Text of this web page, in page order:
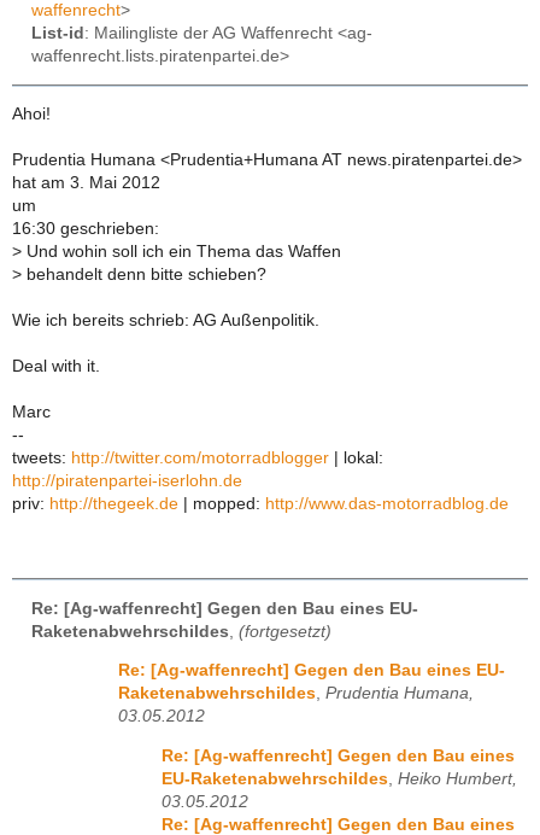
waffenrecht>
List-id : Mailingliste der AG Waffenrecht <ag-
waffenrecht.lists.piratenpartei.de>
Ahoi!
Prudentia Humana <Prudentia+Humana AT news.piratenpartei.de>
hat am 3. Mai 2012
um
16:30 geschrieben:
> Und wohin soll ich ein Thema das Waffen
> behandelt denn bitte schieben?
Wie ich bereits schrieb: AG Außenpolitik.
Deal with it.
Marc
--
tweets: http://twitter.com/motorradblogger | lokal:
http://piratenpartei-iserlohn.de
priv: http://thegeek.de | mopped: http://www.das-motorradblog.de
Re: [Ag-waffenrecht] Gegen den Bau eines EU-
Raketenabwehrschildes (fortgesetzt)
Re: [Ag-waffenrecht] Gegen den Bau eines EU-
Raketenabwehrschildes, Prudentia Humana,
03.05.2012
Re: [Ag-waffenrecht] Gegen den Bau eines
EU-Raketenabwehrschildes Heiko Humbert,
03.05.2012
Re: [Ag-waffenrecht] Gegen den Bau eines